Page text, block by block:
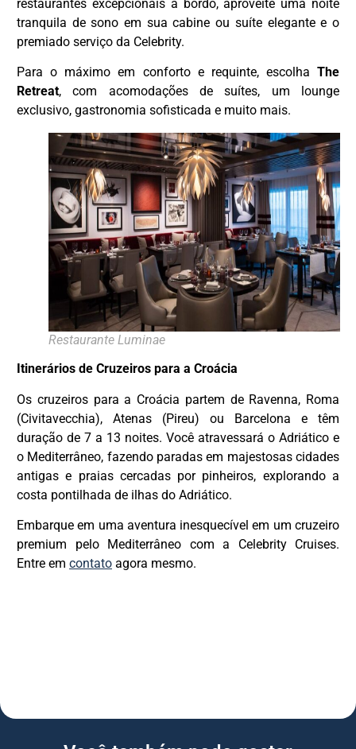
restaurantes excepcionais a bordo, aproveite uma noite
tranquila de sono em sua cabine ou suíte elegante e o
premiado serviço da Celebrity.
Para o máximo em conforto e requinte, escolha The
Retreat, com acomodações de suítes, um lounge
exclusivo, gastronomia sofisticada e muito mais.
Restaurante Luminae
Itinerários de Cruzeiros para a Croácia
Os cruzeiros para a Croácia partem de Ravenna, Roma
(Civitavecchia), Atenas (Pireu) ou Barcelona e têm
duração de 7 a 13 noites. Você atravessará o Adriático e
o Mediterrâneo, fazendo paradas em majestosas cidades
antigas e praias cercadas por pinheiros, explorando a
costa pontilhada de ilhas do Adriático.
Embarque em uma aventura inesquecível em um cruzeiro
premium pelo Mediterrâneo com a Celebrity Cruises.
Entre em contato agora mesmo.